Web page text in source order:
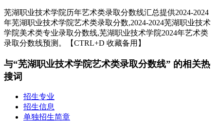
芜湖职业技术学院历年艺术类录取分数线汇总提供2024-2024
年芜湖职业技术学院艺术类录取分数,2024-2024芜湖职业技术
学院美术类专业录取分数线,芜湖职业技术学院2024年艺术类
录取分数线预测。【CTRL+D 收藏备用】
与“芜湖职业技术学院艺术类录取分数线” 的相关热
搜词
招生专业
招生信息
单独招生简章